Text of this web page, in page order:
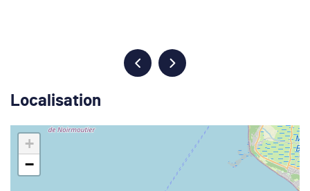
Localisation
+
−